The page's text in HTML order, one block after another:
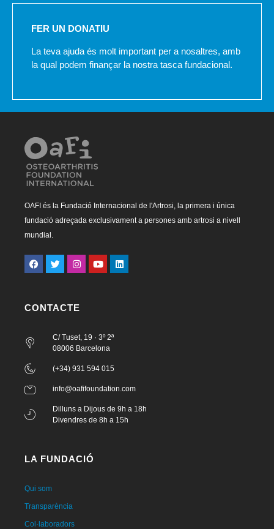
FER UN DONATIU
La teva ajuda és molt important per a nosaltres, amb
la qual podem finançar la nostra tasca fundacional.
OAFI és la Fundació Internacional de l'Artrosi, la primera i única
fundació adreçada exclusivament a persones amb artrosi a nivell
mundial.
CONTACTE
C/ Tuset, 19 · 3º 2ª
08006 Barcelona
(+34) 931 594 015
info@oafifoundation.com
Dilluns a Dijous de 9h a 18h
Divendres de 8h a 15h
LA FUNDACIÓ
Qui som
Transparència
Col·laboradors